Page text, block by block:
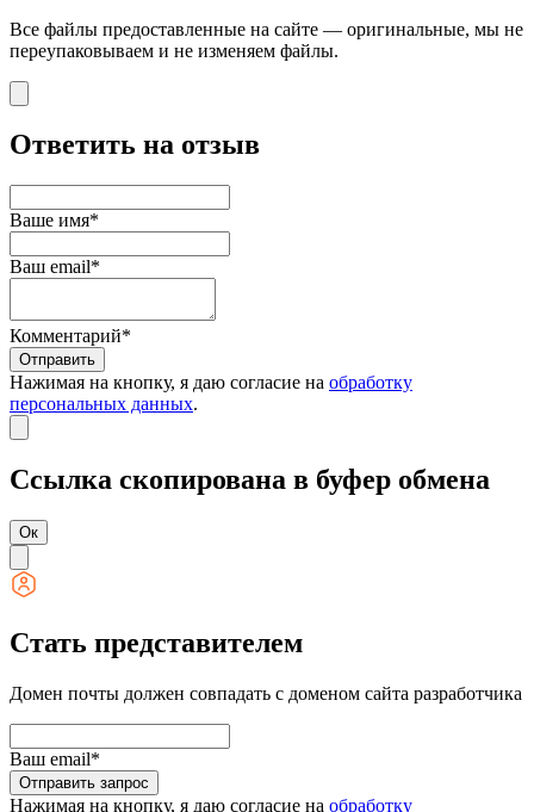
Все файлы предоставленные на сайте — оригинальные, мы не
переупаковываем и не изменяем файлы.
Ответить на отзыв
Ваше имя*
Ваш email*
Комментарий*
Отправить
Нажимая на кнопку, я даю согласие на обработку
персональных данных.
Ссылка скопирована в буфер обмена
Ок
Стать представителем
Домен почты должен совпадать с доменом сайта разработчика
Ваш email*
Отправить запрос
Нажимая на кнопку, я даю согласие на обработку